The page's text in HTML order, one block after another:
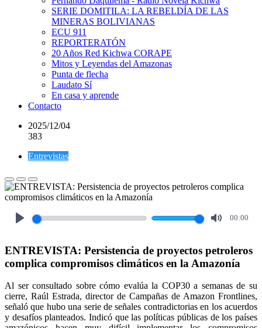
SERIE DOMITILA: LA REBELDÍA DE LAS
MINERAS BOLIVIANAS
ECU 911
REPORTERATÓN
20 Años Red Kichwa CORAPE
Mitos y Leyendas del Amazonas
Punta de flecha
Laudato Sí
En casa y aprende
Contacto
2025/12/04
383
Entrevistas
00:00
ENTREVISTA: Persistencia de proyectos petroleros
complica compromisos climáticos en la Amazonía
Al ser consultado sobre cómo evalúa la COP30 a semanas de su
cierre, Raúl Estrada, director de Campañas de Amazon Frontlines,
señaló que hubo una serie de señales contradictorias en los acuerdos
y desafíos planteados. Indicó que las políticas públicas de los países